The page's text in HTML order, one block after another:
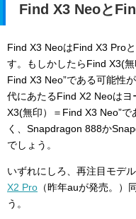
Find X3 Neoと
Find X3 NeoはFind X3 Pro
す。もしかしたらFind X3(
Find X3 Neo”である可能性
代にあたるFind X2 Neoはヨ
X3(無印）＝Find X3 Neo”
く、Snapdragon 888か
でしょう。
いずれにしろ、再注目モデ
X2 Pro （昨年auが発売。）
う。